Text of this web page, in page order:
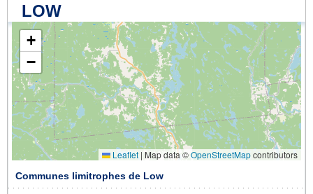
LOW
+
−
Leaflet | Map data ©OpenStreetMapcontributors
Communes limitrophes de Low